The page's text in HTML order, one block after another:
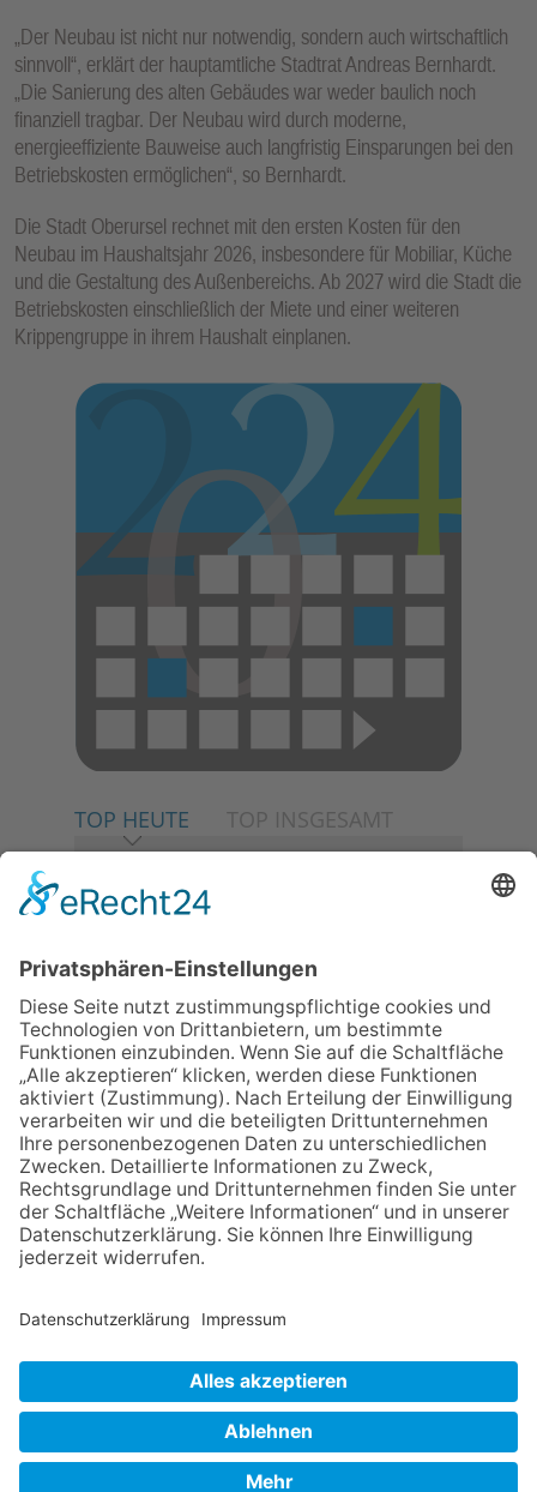
„Der Neubau ist nicht nur notwendig, sondern auch wirtschaftlich
sinnvoll“, erklärt der hauptamtliche Stadtrat Andreas Bernhardt.
„Die Sanierung des alten Gebäudes war weder baulich noch
finanziell tragbar. Der Neubau wird durch moderne,
energieeffiziente Bauweise auch langfristig Einsparungen bei den
Betriebskosten ermöglichen“, so Bernhardt.
Die Stadt Oberursel rechnet mit den ersten Kosten für den
Neubau im Haushaltsjahr 2026, insbesondere für Mobiliar, Küche
und die Gestaltung des Außenbereichs. Ab 2027 wird die Stadt die
Betriebskosten einschließlich der Miete und einer weiteren
Krippengruppe in ihrem Haushalt einplanen.
TOP HEUTE TOP INSGESAMT
06.08.2026
Baustellenführung führt auch in
die Zukunft der Stadt
Königstein
06.08.2026
Gewinnspiel zum Start ins
Schuljahr
06.08.2026
Klinikforum zum Thema
Karpaltunnelsyndrom
06.08.2026
„Rock auf der Burg“ lässt
Königstein beben
NACH OBEN
Datenschutz Netiquette FAQ